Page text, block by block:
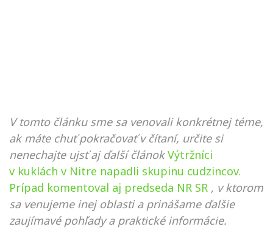
V tomto článku sme sa venovali konkrétnej téme,
ak máte chuť pokračovať v čítaní, určite si
nenechajte ujsť aj ďalší článok Výtržníci
v kuklách v Nitre napadli skupinu cudzincov.
Prípad komentoval aj predseda NR SR , v ktorom
sa venujeme inej oblasti a prinášame ďalšie
zaujímavé pohľady a praktické informácie.